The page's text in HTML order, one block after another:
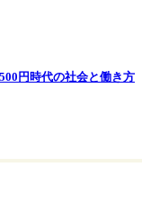
円時代の社会と働き方